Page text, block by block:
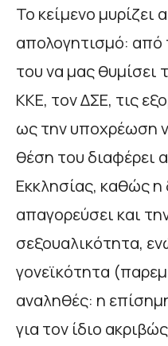
Το κείμενο μυρίζει
απολογητισμό: από
του να μας θυμίσει
ΚΚΕ, τον ΔΣΕ, τις
ως την υποχρέωση
θέση του διαφέρει
Εκκλησίας, καθώς η
απαγορεύσει και
σεξουαλικότητα,
γονεϊκότητα
αναληθές: η
για τον ίδιο